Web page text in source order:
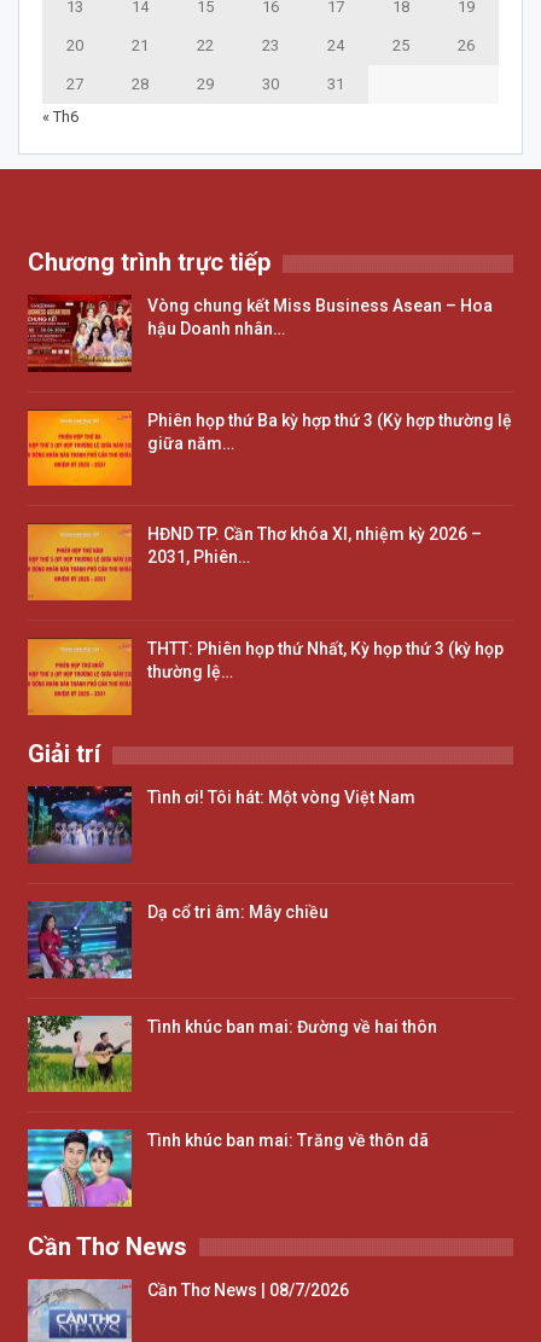
13 14 15 16 17 18 19
20 21 22 23 24 25 26
27 28 29 30
31
« Th6
Chương trình trực tiếp
Vòng chung kết Miss Business Asean – Hoa
hậu Doanh nhân…
Phiên họp thứ Ba kỳ hợp thứ 3 (Kỳ hợp thường lệ
giữa năm…
HĐND TP. Cần Thơ khóa XI, nhiệm kỳ 2026 –
2031, Phiên…
THTT: Phiên họp thứ Nhất, Kỳ họp thứ 3 (kỳ họp
thường lệ…
Giải trí
Tình ơi! Tôi hát: Một vòng Việt Nam
Dạ cổ tri âm: Mây chiều
Tình khúc ban mai: Đường về hai thôn
Tình khúc ban mai: Trăng về thôn dã
Cần Thơ News
Cần Thơ News | 08/7/2026